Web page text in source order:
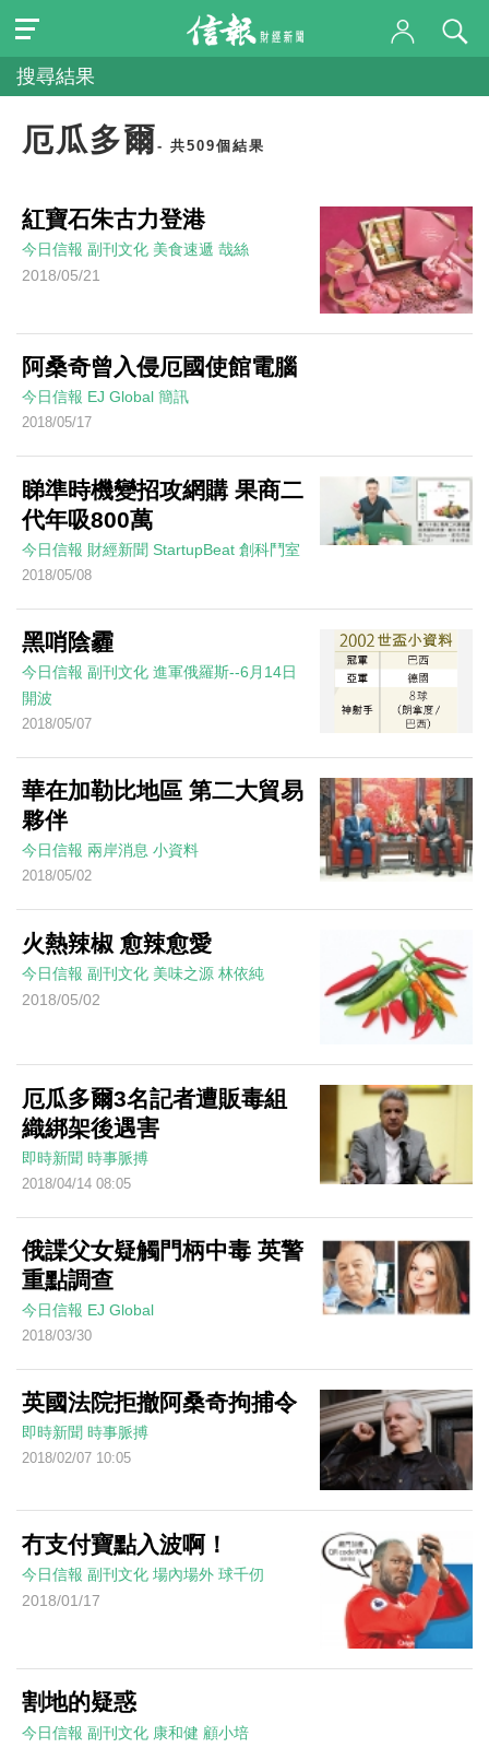
搜尋結果
厄瓜多爾- 共509個結果
紅寶石朱古力登港
今日信報 副刊文化 美食速遞 哉絲
2018/05/21
阿桑奇曾入侵厄國使館電腦
今日信報 EJ Global 簡訊
2018/05/17
睇準時機變招攻網購 果商二
代年吸800萬
今日信報 財經新聞 StartupBeat 創科鬥室
2018/05/08
黑哨陰霾
今日信報 副刊文化 進軍俄羅斯--6月14日
開波
2018/05/07
華在加勒比地區 第二大貿易
夥伴
今日信報 兩岸消息 小資料
2018/05/02
火熱辣椒 愈辣愈愛
今日信報 副刊文化 美味之源 林依純
2018/05/02
厄瓜多爾3名記者遭販毒組
織綁架後遇害
即時新聞 時事脈搏
2018/04/14 08:05
俄諜父女疑觸門柄中毒 英警
重點調查
今日信報 EJ Global
2018/03/30
英國法院拒撤阿桑奇拘捕令
即時新聞 時事脈搏
2018/02/07 10:05
冇支付寶點入波啊！
今日信報 副刊文化 場內場外 球千仞
2018/01/17
割地的疑惑
今日信報 副刊文化 康和健 顧小培